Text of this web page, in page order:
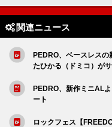
関連ニュース
PEDRO、ベースレス
たひかる（ドミコ）が
PEDRO、新作ミニAL
ート
ロックフェス【